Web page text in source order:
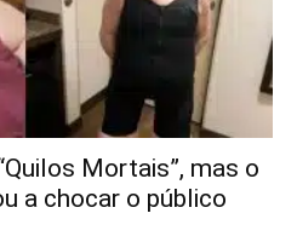
Mortais”, mas o
a chocar o público